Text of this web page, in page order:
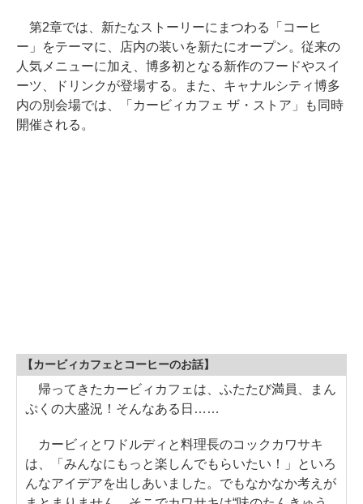
第2章では、新たなストーリーにまつわる「コーヒ
ー」をテーマに、店内の装いを新たにオープン。従来の
人気メニューに加え、博多初となる新作のフードやスイ
ーツ、ドリンクが登場する。また、キャナルシティ博多
内の別会場では、「カービィカフェ ザ・ストア」も同時
開催される。
【カービィカフェとコーヒーのお話】
帰ってきたカービィカフェは、ふたたび満員、まん
ぷくの大盛況！そんなある日……
カービィとワドルディと料理長のコックカワサキ
は、「みんなにもっと楽しんでもらいたい！」といろ
んなアイデアを出しあいました。でもなかなか考えが